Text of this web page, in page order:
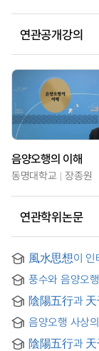
연관공개강의
음양오행의 이해
동명대학교 장종원
연관학위논문
風水思想이 인
Design
풍수와 음양오
Study on the
elements
陰陽五行과 天
음양오행 사상
availability of
陰陽五行과